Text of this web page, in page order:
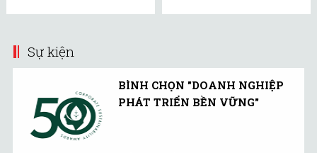
Sự kiện
BÌNH CHỌN "DOANH NGHIỆP
PHÁT TRIỂN BỀN VỮNG"